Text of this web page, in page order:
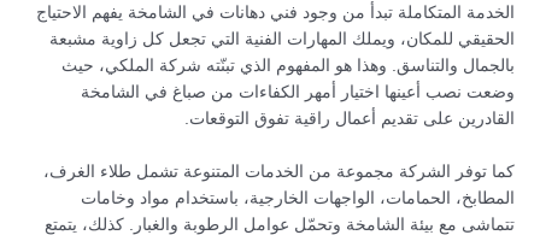
الخدمة المتكاملة تبدأ من وجود فني دهانات في الشامخة يفهم الاحتياج
الحقيقي للمكان، ويملك المهارات الفنية التي تجعل كل زاوية مشبعة
بالجمال والتناسق. وهذا هو المفهوم الذي تبنّته شركة الملكي، حيث
وضعت نصب أعينها اختيار أمهر الكفاءات من صباغ في الشامخة
القادرين على تقديم أعمال راقية تفوق التوقعات.
كما توفر الشركة مجموعة من الخدمات المتنوعة تشمل طلاء الغرف،
المطابخ، الحمامات، الواجهات الخارجية، باستخدام مواد وخامات
تتماشى مع بيئة الشامخة وتحمّل عوامل الرطوبة والغبار. كذلك، يتمتع